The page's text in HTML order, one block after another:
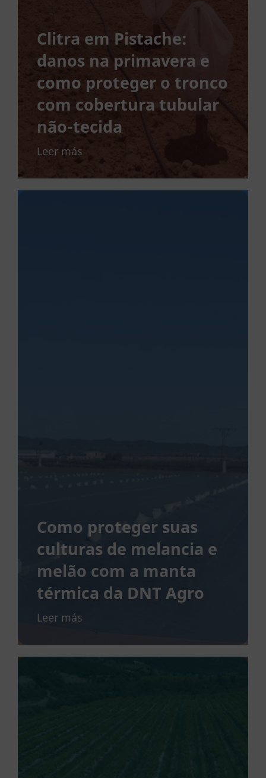
Clitra em Pistache:
danos na primavera e
como proteger o tronco
com cobertura tubular
não-tecida
Leer más
Como proteger suas
culturas de melancia e
melão com a manta
térmica da DNT Agro
Leer más